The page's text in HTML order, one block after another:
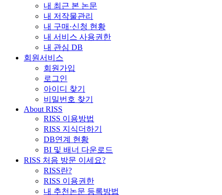
내 최근 본 논문
내 저작물관리
내 구매·신청 현황
내 서비스 사용권한
내 관심 DB
회원서비스
회원가입
로그인
아이디 찾기
비밀번호 찾기
About RISS
RISS 이용방법
RISS 지식더하기
DB연계 현황
BI 및 배너 다운로드
RISS 처음 방문 이세요?
RISS란?
RISS 이용권한
내 추천논문 등록방법